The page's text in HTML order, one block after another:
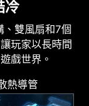
冷
雙風扇和7個
玩家以長時間
戲世界。
熱導管